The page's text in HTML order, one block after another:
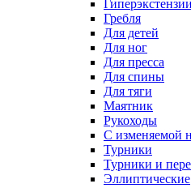
Гиперэкстензии
Гребля
Для детей
Для ног
Для пресса
Для спины
Для тяги
Маятник
Рукоходы
С изменяемой
Турники
Турники и
Эллиптические